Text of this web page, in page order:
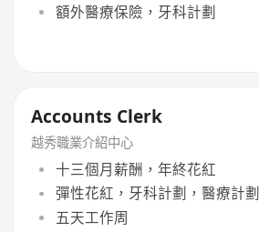
額外醫療保險，牙科計劃
Accounts Clerk
越秀職業介紹中心
十三個月薪酬，年終花紅
彈性花紅，牙科計劃，醫療計劃
五天工作周